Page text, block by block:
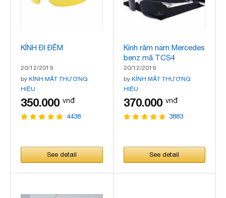
KÍNH ĐI ĐÊM
20/12/2019
by KÍNH MẮT THƯƠNG
HIỆU
350.000 vnđ
4438
See detail
Kính râm nam Mercedes
benz mã TCS4
20/12/2019
by KÍNH MẮT THƯƠNG
HIỆU
370.000 vnđ
3883
See detail